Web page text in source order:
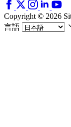
Copyright © 2026
言語